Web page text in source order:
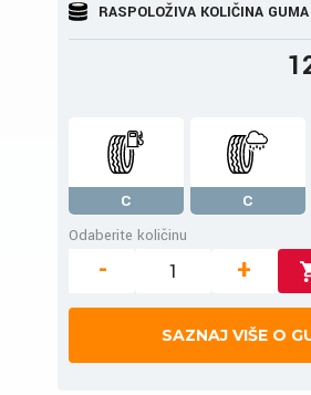
RASPOLOŽIVA KOLIČINA GUMA
C C
Odaberite količinu
- +
SAZNAJ VIŠE O